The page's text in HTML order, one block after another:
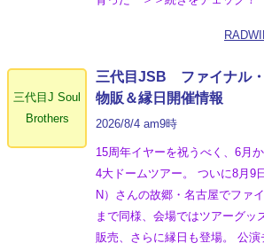
三代目J Soul
Brothers
三代目JSB ファイナル
物販＆縁日開催情報
2026/8/4 am9時
15周年イヤーを祝うべく、6月
4大ドームツアー。 ついに8月9
N）さんの故郷・名古屋でファ
まで同様、会場ではツアーグッ
販売、さらに縁日も登場。 公